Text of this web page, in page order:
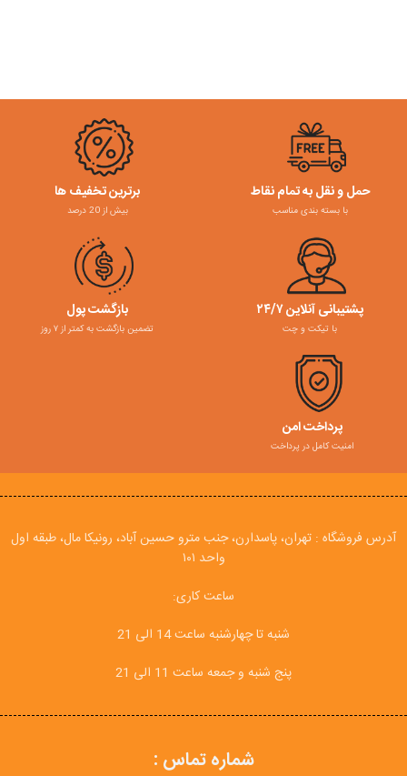
حمل و نقل به تمام نقاط
با بسته بندی مناسب
برترین تخفیف ها
بیش از 20 درصد
پشتیبانی آنلاین ۲۴/۷
با تیکت و چت
بازگشت پول
تضمین بازگشت به کمتر از ۷ روز
پرداخت امن
امنیت کامل در پرداخت
آدرس فروشگاه : تهران، پاسدارن، جنب مترو حسین آباد، رونیکا مال، طبقه اول
واحد ۱۰۱
ساعت کاری:
شنبه تا چهارشنبه ساعت 14 الی 21
پنج شنبه و جمعه ساعت 11 الی 21
شماره تماس :